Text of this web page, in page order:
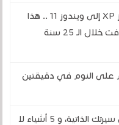
مقارنة من نظام التشغيل ويندوز XP إلى ويندوز 11 .. هذا
هو أسرع نظام تشغيل من مايكروسوفت خلال الـ 25 سنة
على النوم في دقيقتين
5 أشياء يجب أن تدرجها دائمًا في سيرتك الذاتية، و 5 أشياء لا